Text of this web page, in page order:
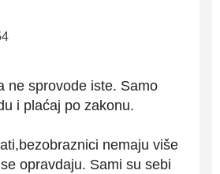
ne sprovode iste. Samo
i plaćaj po zakonu.
nemaju više
opravdaju. Sami su sebi